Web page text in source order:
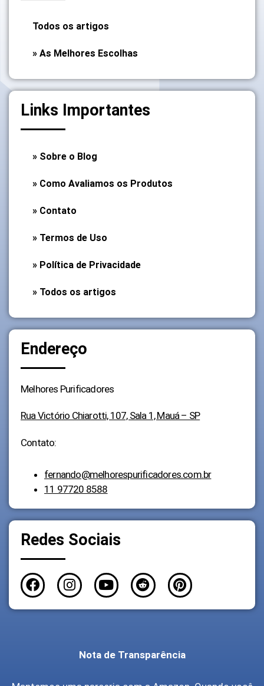
Todos os artigos
» As Melhores Escolhas
Links Importantes
» Sobre o Blog
» Como Avaliamos os Produtos
» Contato
» Termos de Uso
» Política de Privacidade
» Todos os artigos
Endereço
Melhores Purificadores
Rua Victório Chiarotti, 107, Sala 1, Mauá – SP
Contato:
fernando@melhorespurificadores.com.br
11 97720 8588
Redes Sociais
Nota de Transparência